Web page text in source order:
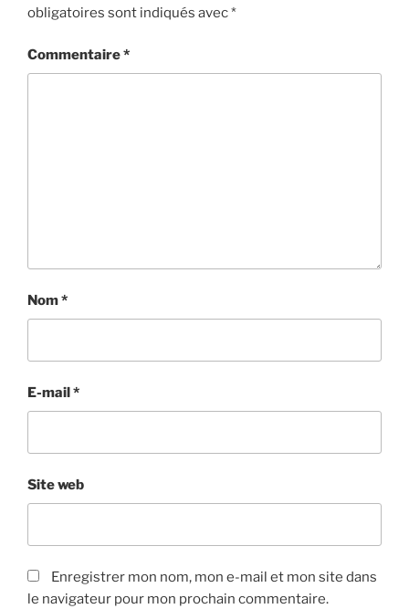
obligatoires sont indiqués avec*
Commentaire*
Nom*
E-mail*
Site web
Enregistrer mon nom, mon e-mail et mon site dans
le navigateur pour mon prochain commentaire.